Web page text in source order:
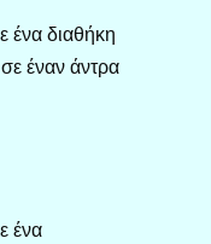
ένα διαθήκη
έναν άντρα
ένα